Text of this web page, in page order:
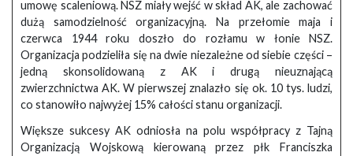
umowę scaleniową. NSZ miały wejść w skład AK, ale zachować
dużą samodzielność organizacyjną. Na przełomie maja i
czerwca 1944 roku doszło do rozłamu w łonie NSZ.
Organizacja podzieliła się na dwie niezależne od siebie części –
jedną skonsolidowaną z AK i drugą nieuznającą
zwierzchnictwa AK. W pierwszej znalazło się ok. 10 tys. ludzi,
co stanowiło najwyżej 15% całości stanu organizacji.
Większe sukcesy AK odniosła na polu współpracy z Tajną
Organizacją Wojskową kierowaną przez płk Franciszka